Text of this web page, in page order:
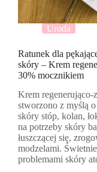
Uroda
Ratunek dla
skóry – Krem
30% mocznikiem
Krem regenerująco-
stworzono z myślą
skóry stóp, kolan,
na potrzeby skóry
łuszczącej się,
modzelami.
problemami skóry